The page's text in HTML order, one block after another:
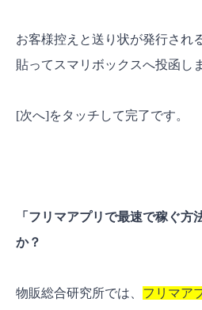
お客様控えと送り状が発行され
貼ってスマリボックスへ投函し
[次へ]をタッチして完了です。
「フリマアプリで最速で稼ぐ方
か？
物販総合研究所では、 フリマア